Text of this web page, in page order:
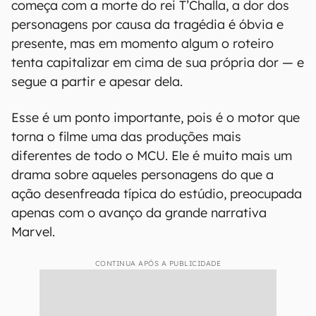
começa com a morte do rei T’Challa, a dor dos
personagens por causa da tragédia é óbvia e
presente, mas em momento algum o roteiro
tenta capitalizar em cima de sua própria dor — e
segue a partir e apesar dela.
Esse é um ponto importante, pois é o motor que
torna o filme uma das produções mais
diferentes de todo o MCU. Ele é muito mais um
drama sobre aqueles personagens do que a
ação desenfreada típica do estúdio, preocupada
apenas com o avanço da grande narrativa
Marvel.
CONTINUA APÓS A PUBLICIDADE